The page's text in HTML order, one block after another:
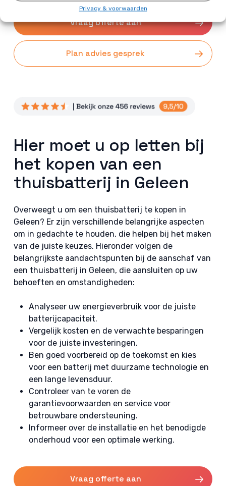
Privacy & voorwaarden
Vraag offerte aan
Plan advies gesprek
Hier moet u op letten bij
het kopen van een
thuisbatterij in Geleen
Overweegt u om een thuisbatterij te kopen in
Geleen? Er zijn verschillende belangrijke aspecten
om in gedachte te houden, die helpen bij het maken
van de juiste keuzes. Hieronder volgen de
belangrijkste aandachtspunten bij de aanschaf van
een thuisbatterij in Geleen, die aansluiten op uw
behoeften en omstandigheden:
Analyseer uw energieverbruik voor de juiste
batterijcapaciteit.
Vergelijk kosten en de verwachte besparingen
voor de juiste investeringen.
Ben goed voorbereid op de toekomst en kies
voor een batterij met duurzame technologie en
een lange levensduur.
Controleer van te voren de
garantievoorwaarden en service voor
betrouwbare ondersteuning.
Informeer over de installatie en het benodigde
onderhoud voor een optimale werking.
Vraag offerte aan